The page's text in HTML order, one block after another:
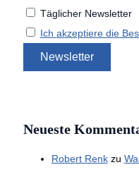
Täglicher Newsletter
Ich akzeptiere die
Neueste
Robert Renkzu